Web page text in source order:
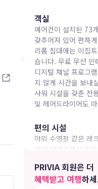
객실
에어컨이 설치된 73
갖추어져 있어 편하
리폼 침대에는 이집
습니다. 무료 무선 인
디지털 채널 프로그
지 않게 시간을 보내
샤워 시설을 갖춘 전
및 헤어드라이어도
편의 시설
야외 수영장 같은 레
거나 테라스에서 전
서비스 및 탁아 서비
있습니다.
PRIVIA 회원은 더
혜택받고 여행하